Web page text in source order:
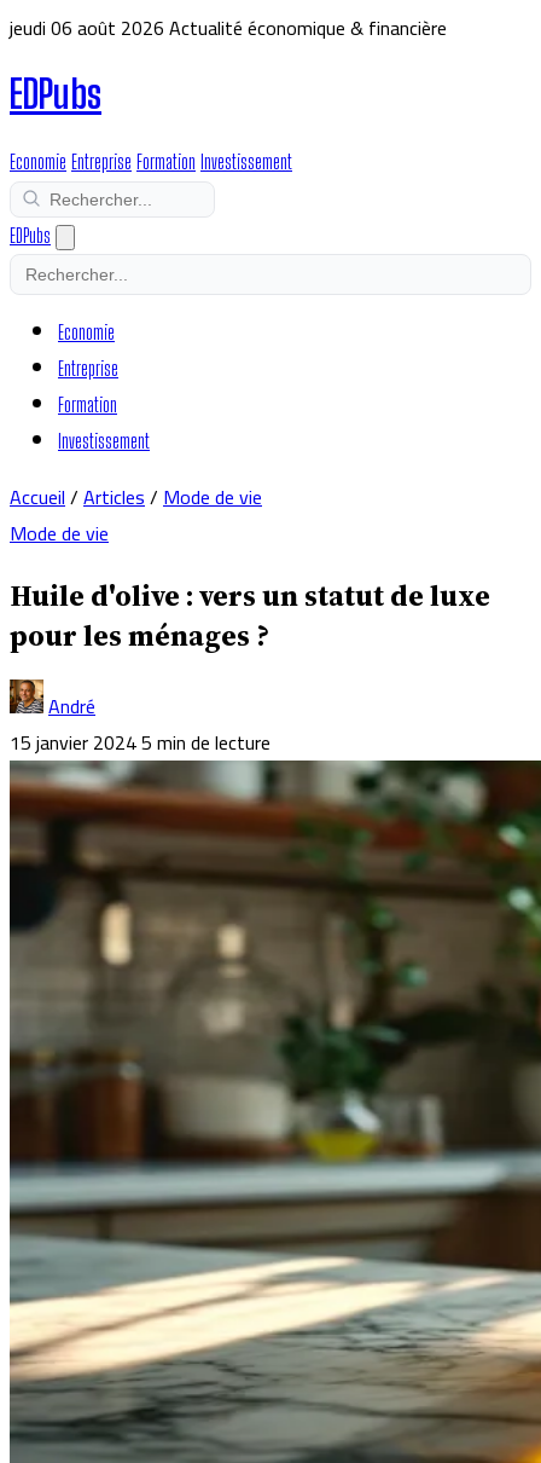
jeudi 06 août 2026Actualité économique & financière
EDPubs
Economie Entreprise Formation Investissement
EDPubs
Economie
Entreprise
Formation
Investissement
Accueil/Articles/Mode de vie
Mode de vie
Huile d'olive : vers un statut de luxe
pour les ménages ?
André
15 janvier 20245 min de lecture